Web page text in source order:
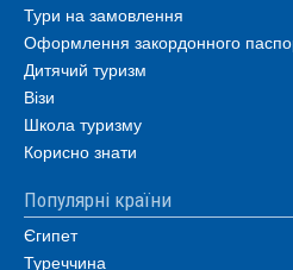
Тури на замовлення
Оформлення закордонного
Дитячий туризм
Візи
Школа туризму
Корисно знати
Популярні країни
Єгипет
Туреччина